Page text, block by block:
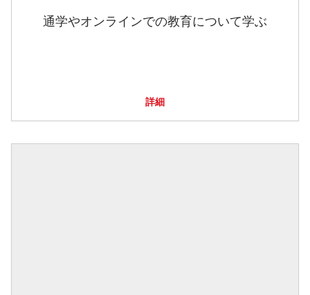
通学やオンラインでの教育について学ぶ
詳細